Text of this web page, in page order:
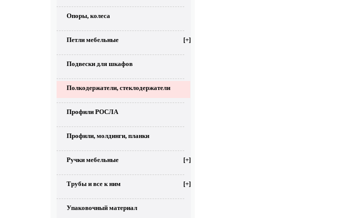
Опоры, колеса
Петли мебельные [+]
Подвески для шкафов
Полкодержатели, стеклодержатели
Профили РОСЛА
Профили, молдинги, планки
Ручки мебельные [+]
Трубы и все к ним [+]
Упаковочный материал